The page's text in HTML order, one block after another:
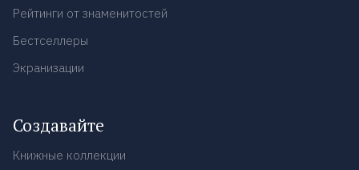
Рейтинги от знаменитостей
Бестселлеры
Экранизации
Создавайте
Книжные коллекции